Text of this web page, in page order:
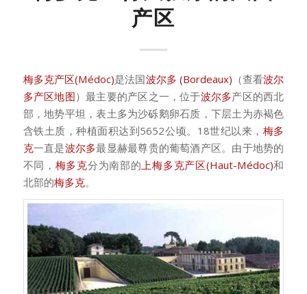
产区
梅多克产区(Médoc)是法国波尔多 (Bordeaux) （查看波尔
多产区地图）最主要的产区之一，位于波尔多产区的西北
部，地势平坦，表土多为沙砾鹅卵石质，下层土为赤褐色
含铁土质，种植面积达到5652公顷。18世纪以来， 梅多
克一直是波尔多最显赫最尊贵的葡萄酒产区。由于地势的
不同， 梅多克分为南部的 上梅多克产区(Haut-Médoc)和
北部的梅多克。